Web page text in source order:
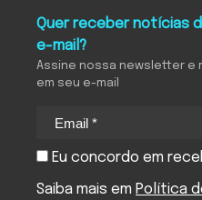
Quer receber notícias
e-mail?
Assine nossa newsletter e
em seu e-mail
Eu concordo em
Saiba mais em Política